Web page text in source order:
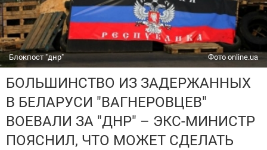
Блокпост "днр" Фото online.ua
БОЛЬШИНСТВО ИЗ ЗАДЕРЖАННЫХ
В БЕЛАРУСИ "ВАГНЕРОВЦЕВ"
ВОЕВАЛИ ЗА "ДНР" – ЭКС-МИНИСТР
ПОЯСНИЛ, ЧТО МОЖЕТ СДЕЛАТЬ